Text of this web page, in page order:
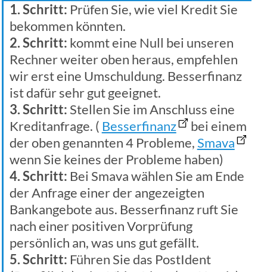
1. Schritt: Prüfen Sie, wie viel Kredit Sie
bekommen könnten.
2. Schritt: kommt eine Null bei unseren
Rechner weiter oben heraus, empfehlen
wir erst eine Umschuldung. Besserfinanz
ist dafür sehr gut geeignet.
3. Schritt: Stellen Sie im Anschluss eine
Kreditanfrage. ( Besserfinanz
bei einem
der oben genannten 4 Probleme,Smava
wenn Sie keines der Probleme haben)
4. Schritt: Bei Smava wählen Sie am Ende
der Anfrage einer der angezeigten
Bankangebote aus. Besserfinanz ruft Sie
nach einer positiven Vorprüfung
persönlich an, was uns gut gefällt.
5. Schritt: Führen Sie das PostIdent